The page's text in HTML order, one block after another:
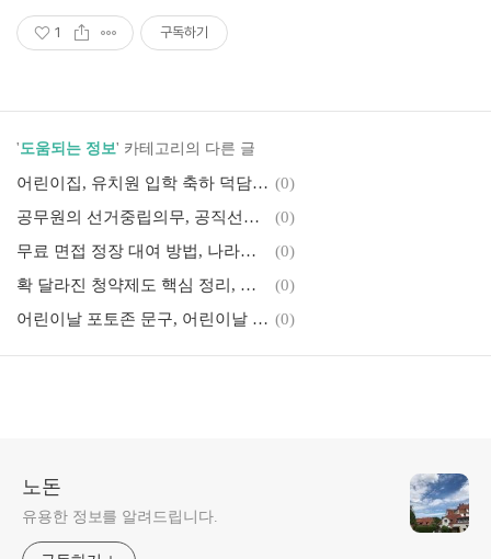
1 구독하기
'도움되는 정보' 카테고리의 다른 글
어린이집, 유치원 입학 축하 덕담, 자녀, 조카 입학 축하 메시지, 문구 (0)
공무원의 선거중립의무, 공직선거법 위반, 공무원 선거관여 금지
(0)
무료 면접 정장 대여 방법, 나라에서 빌려주는 면접 정장, 온통청년, 서울시 취업날개서비스
(0)
확 달라진 청약제도 핵심 정리, 자녀 없는 맞벌이부부 청약은?
(0)
어린이날 포토존 문구, 어린이날 현수막 문구, 어린이날 행사 준비 (0)
노돈
유용한 정보를 알려드립니다.